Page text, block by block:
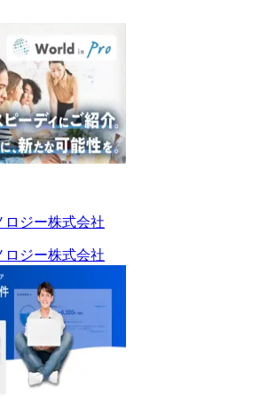
ロジー株式会社
ロジー株式会社